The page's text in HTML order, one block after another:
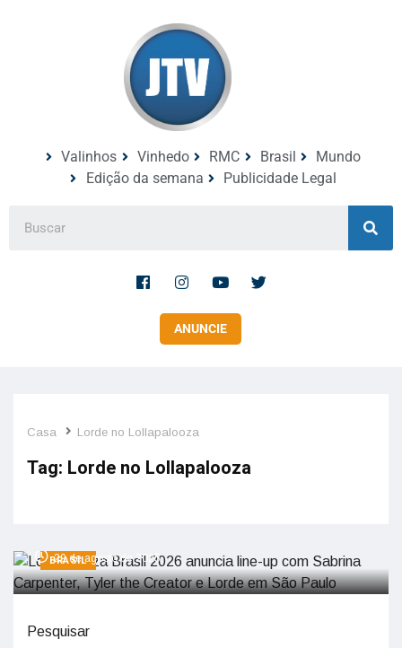
Valinhos Vinhedo RMC Brasil
Mundo
Edição da semana
Publicidade Legal
ANUNCIE
Casa Lorde no Lollapalooza
Tag: Lorde no Lollapalooza
BRASIL
Lollapalooza Brasil 2026 anuncia line-up
29 de agosto de 2025
Pesquisar